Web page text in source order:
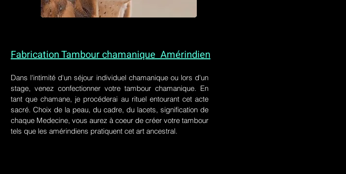
Fabrication Tambour chamanique Amérindien
Dans l'intimité d'unséjour individuel chamaniqueou lors d'un
stage, venez confectionner votre tambour chamanique. En
tant que chamane, je procéderai au rituel entourant cet acte
sacré. Choix de la peau, du cadre, du lacets, signification de
chaque Medecine, vous aurez à coeur de créer votre tambour
tels que les amérindiens pratiquent cet art ancestral.